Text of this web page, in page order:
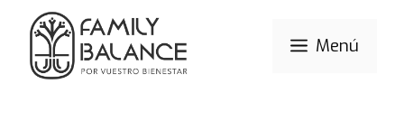
Saltar
contenido
Menú